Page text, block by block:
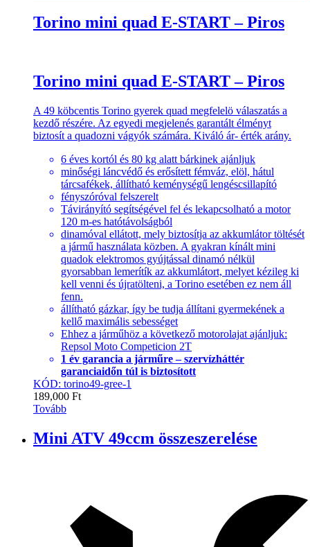
Torino mini quad E-START – Piros
Torino mini quad E-START – Piros
A 49 köbcentis Torino gyerek quad megfelelö válaszatás a
kezdő részére. Az egyedi megjelenés garantált élményt
biztosít a quadozni vágyók számára. Kiváló ár- érték arány.
6 éves kortól és 80 kg alatt bárkinek ajánljuk
minőségi láncvédő és erősített fémváz, elöl, hátul
tárcsafékek, állítható keménységű lengéscsillapító
fényszóróval felszerelt
Távirányító segítségével fel és lekapcsolható a motor
120 m-es hatótávolságból
dinamóval ellátott, mely biztosítja az akkumlátor töltését
a jármű használata közben. A gyakran kínált mini
quadok elektromos gyújtással dinamó nélkül
gyorsabban lemerítík az akkumlátort, melyet kézileg ki
kell venni és újratölteni, a Torino esetében ez nem áll
fenn.
állítható gázkar, így be tudja állítani gyermekének a
kellő maximális sebességet
Ehhez a járműhöz a következő motorolajat ajánljuk:
Repsol Moto Competicion 2T
1 év garancia a járműre – szervízháttér
garanciaidőn túl is biztosított
KÓD: torino49-gree-1
189,000 Ft
Tovább
Mini ATV 49ccm összeszerelése